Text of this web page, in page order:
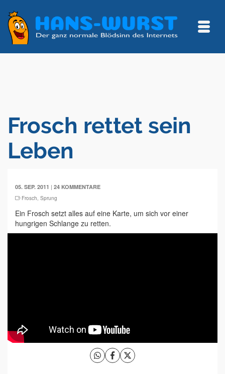
Frosch rettet sein
Leben
05. SEP. 2011 | 24 KOMMENTARE
Frosch, Sprung
Ein Frosch setzt alles auf eine Karte, um sich vor einer
hungrigen Schlange zu retten.